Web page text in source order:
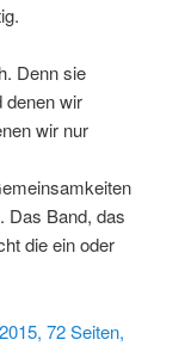
Denn sie
denen wir
wir nur
Das Band, das
die ein oder
72 Seiten,